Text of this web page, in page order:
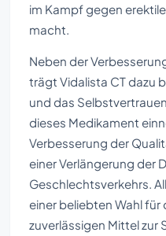
im Kampf gegen
macht.
Neben der
trägt Vidalista CT dazu
und das
dieses Medikament
Verbesserung der
einer Verlängerung der
Geschlechtsverkehrs.
einer beliebten Wahl für
zuverlässigen Mittel zur